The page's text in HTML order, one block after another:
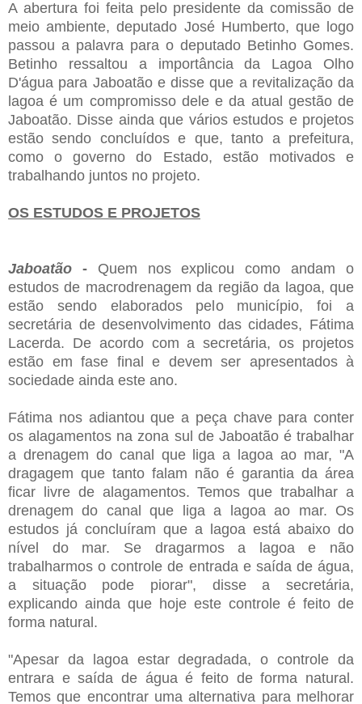
A abertura foi feita pelo presidente da comissão de
meio ambiente, deputado José Humberto, que logo
passou a palavra para o deputado Betinho Gomes.
Betinho ressaltou a importância da Lagoa Olho
D'água para Jaboatão e disse que a revitalização da
lagoa é um compromisso dele e da atual gestão de
Jaboatão. Disse ainda que vários estudos e projetos
estão sendo concluídos e que, tanto a prefeitura,
como o governo do Estado, estão motivados e
trabalhando juntos no projeto.
OS ESTUDOS E PROJETOS
Jaboatão - Quem nos explicou como andam o
estudos de macrodrenagem da região da lagoa, que
estão sendo elaborados pelo município, foi a
secretária de desenvolvimento das cidades, Fátima
Lacerda. De acordo com a secretária, os projetos
estão em fase final e devem ser apresentados à
sociedade ainda este ano.
Fátima nos adiantou que a peça chave para conter
os alagamentos na zona sul de Jaboatão é trabalhar
a drenagem do canal que liga a lagoa ao mar, "A
dragagem que tanto falam não é garantia da área
ficar livre de alagamentos. Temos que trabalhar a
drenagem do canal que liga a lagoa ao mar. Os
estudos já concluíram que a lagoa está abaixo do
nível do mar. Se dragarmos a lagoa e não
trabalharmos o controle de entrada e saída de água,
a situação pode piorar", disse a secretária,
explicando ainda que hoje este controle é feito de
forma natural.
"Apesar da lagoa estar degradada, o controle da
entrara e saída de água é feito de forma natural.
Temos que encontrar uma alternativa para melhorar